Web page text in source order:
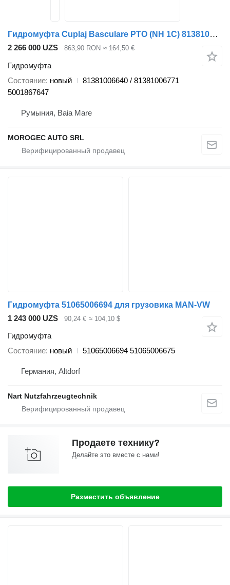
Гидромуфта Cuplaj Basculare PTO (NH 1C) 81381006640 для грузовика
2 266 000 UZS 863,90 RON ≈ 164,50 €
Гидромуфта
Состояние новый
81381006640 / 81381006771
5001867647
Румыния, Baia Mare
MOROGEC AUTO SRL
Гидромуфта 51065006694 для грузовика MAN-VW
1 243 000 UZS
90,24 € ≈ 104,10 $
Гидромуфта
Состояние новый 51065006694 51065006675
Германия, Altdorf
Nart Nutzfahrzeugtechnik
Продаете технику?
Делайте это вместе с нами!
Разместить объявление